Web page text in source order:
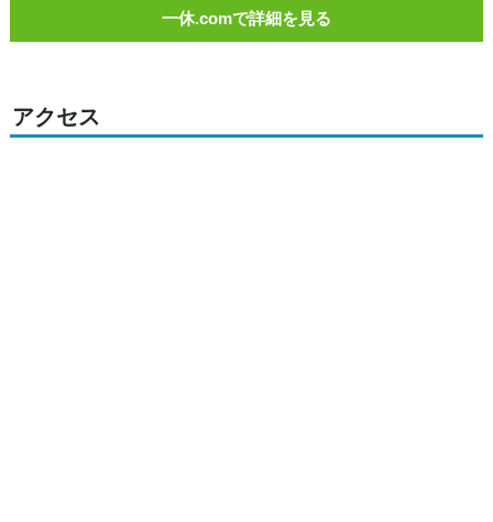
一休.comで詳細を見る
アクセス